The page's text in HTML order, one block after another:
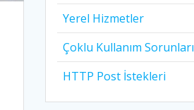
Yerel Hizmetler
Çoklu Kullanım Sorunları
HTTP Post İstekleri